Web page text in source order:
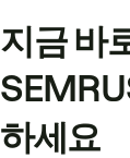
지금 바
하세요